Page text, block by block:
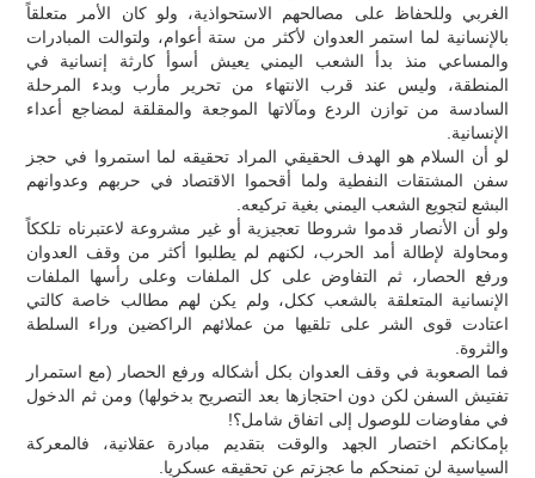
الغربي وللحفاظ على مصالحهم الاستحواذية، ولو كان الأمر متعلقاً
بالإنسانية لما استمر العدوان لأكثر من ستة أعوام، ولتوالت المبادرات
والمساعي منذ بدأ الشعب اليمني يعيش أسوأ كارثة إنسانية في
المنطقة، وليس عند قرب الانتهاء من تحرير مأرب وبدء المرحلة
السادسة من توازن الردع ومآلاتها الموجعة والمقلقة لمضاجع أعداء
الإنسانية.
لو أن السلام هو الهدف الحقيقي المراد تحقيقه لما استمروا في حجز
سفن المشتقات النفطية ولما أقحموا الاقتصاد في حربهم وعدوانهم
البشع لتجويع الشعب اليمني بغية تركيعه.
ولو أن الأنصار قدموا شروطا تعجيزية أو غير مشروعة لاعتبرناه تلككاً
ومحاولة لإطالة أمد الحرب، لكنهم لم يطلبوا أكثر من وقف العدوان
ورفع الحصار، ثم التفاوض على كل الملفات وعلى رأسها الملفات
الإنسانية المتعلقة بالشعب ككل، ولم يكن لهم مطالب خاصة كالتي
اعتادت قوى الشر على تلقيها من عملائهم الراكضين وراء السلطة
والثروة.
فما الصعوبة في وقف العدوان بكل أشكاله ورفع الحصار (مع استمرار
تفتيش السفن لكن دون احتجازها بعد التصريح بدخولها) ومن ثم الدخول
في مفاوضات للوصول إلى اتفاق شامل؟!
بإمكانكم اختصار الجهد والوقت بتقديم مبادرة عقلانية، فالمعركة
السياسية لن تمنحكم ما عجزتم عن تحقيقه عسكريا.